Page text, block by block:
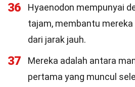
36
Hyaenodon mempunyai
tajam, membantu
dari jarak jauh.
37
Mereka adalah antara
pertama yang muncul